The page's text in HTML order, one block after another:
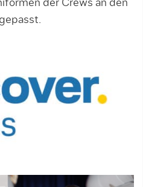
der Crews an den